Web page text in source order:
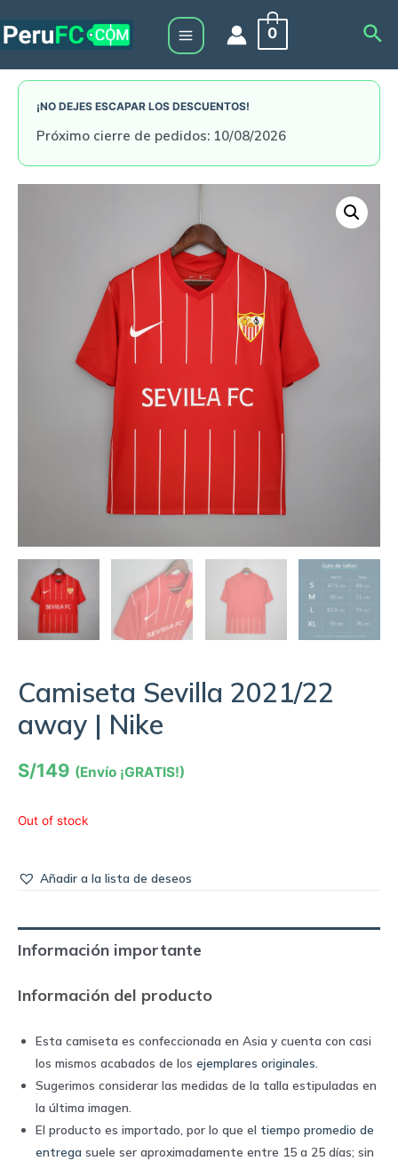
to
Main
Menu
0
¡NO DEJES ESCAPAR LOS DESCUENTOS!
Próximo cierre de pedidos: 10/08/2026
Camiseta Sevilla 2021/22
away | Nike
S/149 (Envío ¡GRATIS!)
Out of stock
Añadir a la lista de deseos
Información importante
Información del producto
Esta camiseta es confeccionada en Asia y cuenta con casi
los mismos acabados de los ejemplares originales
Sugerimos considerar las medidas de la talla estipuladas en
la última imagen.
El producto es importado, por lo que el tiempo promedio de
entrega suele ser aproximadamente entre 15 a 25 días; sin